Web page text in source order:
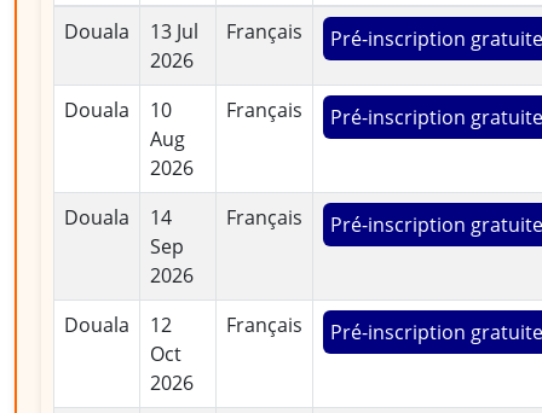
Douala
13 Jul
2026
Français Pré-inscription gratuite
Douala
10
Aug
2026
Français Pré-inscription gratuite
Douala
14
Sep
2026
Français Pré-inscription gratuite
Douala
12
Oct
2026
Français Pré-inscription gratuite